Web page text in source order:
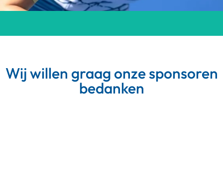
Wij willen graag onze sponsoren
bedanken